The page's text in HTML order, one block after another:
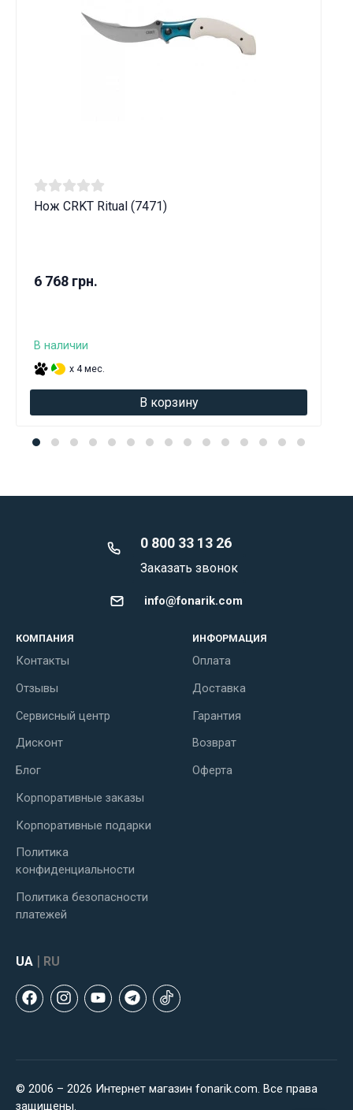
Нож CRKT Ritual (7471)
6 768 грн.
В наличии
x 4 мес.
В корзину
0 800 33 13 26
Заказать звонок
info@fonarik.com
КОМПАНИЯ
Контакты
Отзывы
Сервисный центр
Дисконт
Блог
Корпоративные заказы
Корпоративные подарки
Политика
конфиденциальности
Политика безопасности
платежей
ИНФОРМАЦИЯ
Оплата
Доставка
Гарантия
Возврат
Оферта
UA | RU
© 2006 – 2026 Интернет магазин fonarik.com. Все права
защищены.